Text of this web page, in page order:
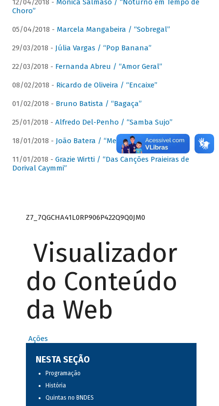
12/04/2018 - Mônica Salmaso / “Noturno em Tempo de
Choro”
05/04/2018 - Marcela Mangabeira / “Sobregal”
29/03/2018 - Júlia Vargas / “Pop Banana”
22/03/2018 - Fernanda Abreu / “Amor Geral”
08/02/2018 - Ricardo de Oliveira / “Encaixe”
01/02/2018 - Bruno Batista / “Bagaça”
25/01/2018 - Alfredo Del-Penho / “Samba Sujo”
18/01/2018 - João Batera / “Meu Pandeiro”
11/01/2018 - Grazie Wirtti / “Das Canções Praieiras de
Dorival Caymmi”
Z7_7QGCHA41L0RP906P422Q9Q0JM0
Visualizador
do Conteúdo
da Web
Ações
NESTA SEÇÃO
Programação
História
Quintas no BNDES